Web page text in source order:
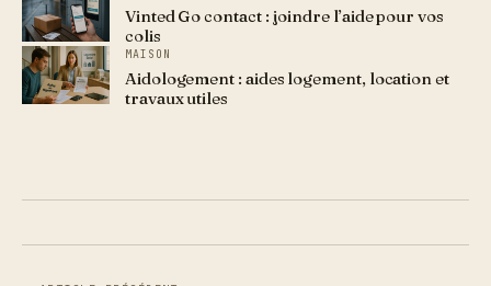
Vinted Go contact : joindre l’aide pour vos
colis
MAISON
Aidologement : aides logement, location et
travaux utiles